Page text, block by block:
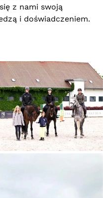
z nami swoją
i doświadczeniem.